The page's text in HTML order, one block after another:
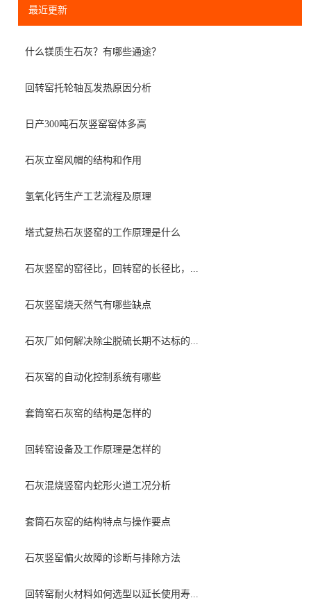
最近更新
什么镁质生石灰？有哪些通途？
回转窑托轮轴瓦发热原因分析
日产300吨石灰竖窑窑体多高
石灰立窑风帽的结构和作用
氢氧化钙生产工艺流程及原理
塔式复热石灰竖窑的工作原理是什么
石灰竖窑的窑径比，回转窑的长径比，...
石灰竖窑烧天然气有哪些缺点
石灰厂如何解决除尘脱硫长期不达标的...
石灰窑的自动化控制系统有哪些
套筒窑石灰窑的结构是怎样的
回转窑设备及工作原理是怎样的
石灰混烧竖窑内蛇形火道工况分析
套筒石灰窑的结构特点与操作要点
石灰竖窑偏火故障的诊断与排除方法
回转窑耐火材料如何选型以延长使用寿...